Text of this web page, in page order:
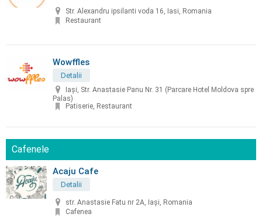
Str. Alexandru ipsilanti voda 16, Iasi, Romania
Restaurant
Wowffles
Detalii
Iași, Str. Anastasie Panu Nr. 31 (Parcare Hotel Moldova spre
Palas)
Patiserie, Restaurant
Cafenele
Acaju Cafe
Detalii
str. Anastasie Fatu nr 2A, Iași, Romania
Cafenea